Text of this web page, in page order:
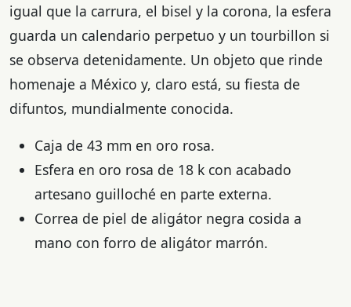
igual que la carrura, el bisel y la corona, la esfera
guarda un calendario perpetuo y un tourbillon si
se observa detenidamente. Un objeto que rinde
homenaje a México y, claro está, su fiesta de
difuntos, mundialmente conocida.
Caja de 43 mm en oro rosa.
Esfera en oro rosa de 18 k con acabado
artesano guilloché en parte externa.
Correa de piel de aligátor negra cosida a
mano con forro de aligátor marrón.